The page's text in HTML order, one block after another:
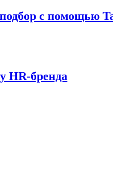
подбор с помощью
HR-бренда